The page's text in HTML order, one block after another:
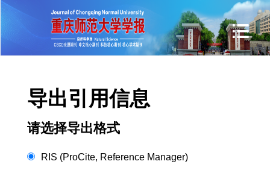
导出引用信息
请选择导出格式
RIS (ProCite, Reference Manager)